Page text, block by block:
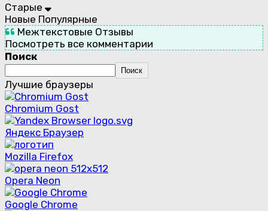
Старые
Новые Популярные
Межтекстовые Отзывы
Посмотреть все комментарии
Поиск
Поиск
Лучшие браузеры
Chromium Gost
Яндекс Браузер
Mozilla Firefox
Opera Neon
Google Chrome